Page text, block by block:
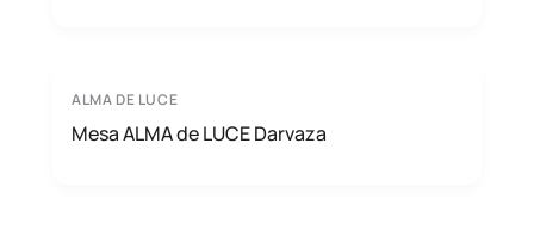
ALMA DE LUCE
Mesa ALMA de LUCE Darvaza